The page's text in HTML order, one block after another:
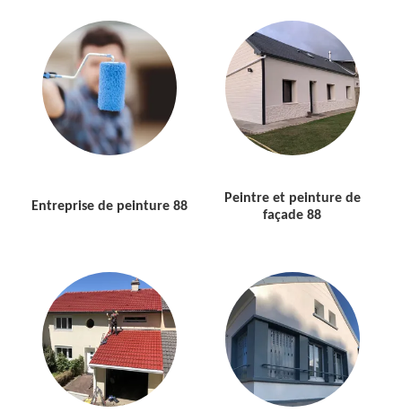
Entreprise de peinture 88
Peintre et peinture de
façade 88